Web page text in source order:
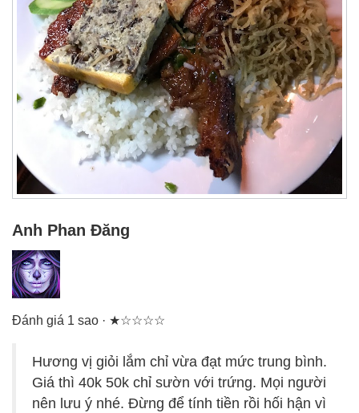
Anh Phan Đăng
Đánh giá 1 sao · ★☆☆☆☆
Hương vị giỏi lắm chỉ vừa đạt mức trung bình.
Giá thì 40k 50k chỉ sườn với trứng. Mọi người
nên lưu ý nhé. Đừng để tính tiền rồi hối hận vì